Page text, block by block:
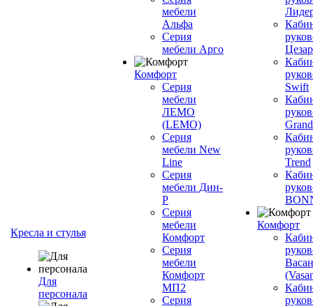
Кресла и стулья
Для
персонала
мебели
Альфа
Серия
мебели Арго
Комфорт
Серия
мебели
ЛЕМО
(LEMO)
Серия
мебели New
Line
Серия
мебели Дин-
Р
Серия
мебели
Комфорт
Серия
мебели
Комфорт
МП2
Серия
Swift
Grand
Trend
Комфорт